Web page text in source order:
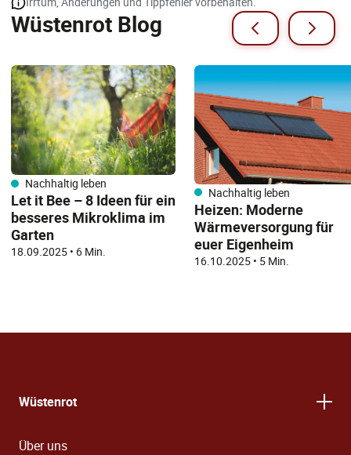
Wüstenrot Blog
Nachhaltig leben
Let it Bee – 8 Ideen für ein
besseres Mikroklima im
Garten
18.09.2025• 6 Min.
Nachhaltig leben
Heizen: Moderne
Wärmeversorgung für
euer Eigenheim
16.10.2025 • 5 Min.
Wüstenrot
Über uns